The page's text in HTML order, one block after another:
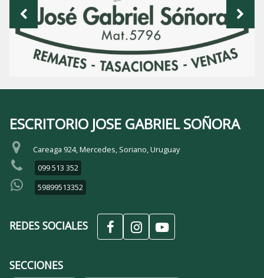
ESCRITORIO JOSE GABRIEL SOÑORA
Careaga 924, Mercedes, Soriano, Uruguay
099 513 352
59899513352
REDES SOCIALES
SECCIONES